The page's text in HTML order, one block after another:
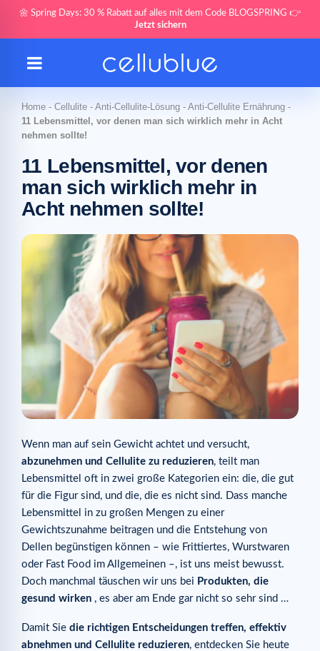
🌼 Spring Days: 30 % Rabatt auf alles mit dem Code BLOGSPRING 👉
Jetzt sichern
Home - Cellulite - Anti-Cellulite-Lösung - Anti-Cellulite Ernährung -
11 Lebensmittel, vor denen man sich wirklich mehr in Acht
nehmen sollte!
11 Lebensmittel, vor denen
man sich wirklich mehr in
Acht nehmen sollte!
Wenn man auf sein Gewicht achtet und versucht,
abzunehmen und Cellulite zu reduzieren, teilt man
Lebensmittel oft in zwei große Kategorien ein: die, die gut
für die Figur sind, und die, die es nicht sind. Dass manche
Lebensmittel in zu großen Mengen zu einer
Gewichtszunahme beitragen und die Entstehung von
Dellen begünstigen können – wie Frittiertes, Wurstwaren
oder Fast Food im Allgemeinen –, ist uns meist bewusst.
Doch manchmal täuschen wir uns bei Produkten, die
gesund wirken , es aber am Ende gar nicht so sehr sind …
Damit Sie die richtigen Entscheidungen treffen, effektiv
abnehmen und Cellulite reduzieren, entdecken Sie heute